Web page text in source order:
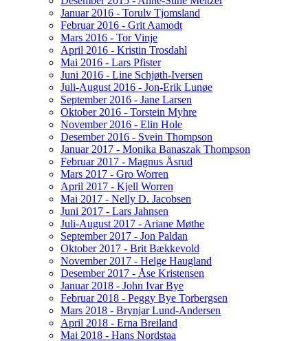
Januar 2016 - Torulv Tjomsland
Februar 2016 - Grit Aamodt
Mars 2016 - Tor Vinje
April 2016 - Kristin Trosdahl
Mai 2016 - Lars Pfister
Juni 2016 - Line Schjøth-Iversen
Juli-August 2016 - Jon-Erik Lunøe
September 2016 - Jane Larsen
Oktober 2016 - Torstein Myhre
November 2016 - Elin Hole
Desember 2016 - Svein Thompson
Januar 2017 - Monika Banaszak Thompson
Februar 2017 - Magnus Åsrud
Mars 2017 - Gro Worren
April 2017 - Kjell Worren
Mai 2017 - Nelly D. Jacobsen
Juni 2017 - Lars Jahnsen
Juli-August 2017 - Ariane Møthe
September 2017 - Jon Paldan
Oktober 2017 - Brit Bækkevold
November 2017 - Helge Haugland
Desember 2017 - Åse Kristensen
Januar 2018 - John Ivar Bye
Februar 2018 - Peggy Bye Torbergsen
Mars 2018 - Brynjar Lund-Andersen
April 2018 - Erna Breiland
Mai 2018 - Hans Nordstaa